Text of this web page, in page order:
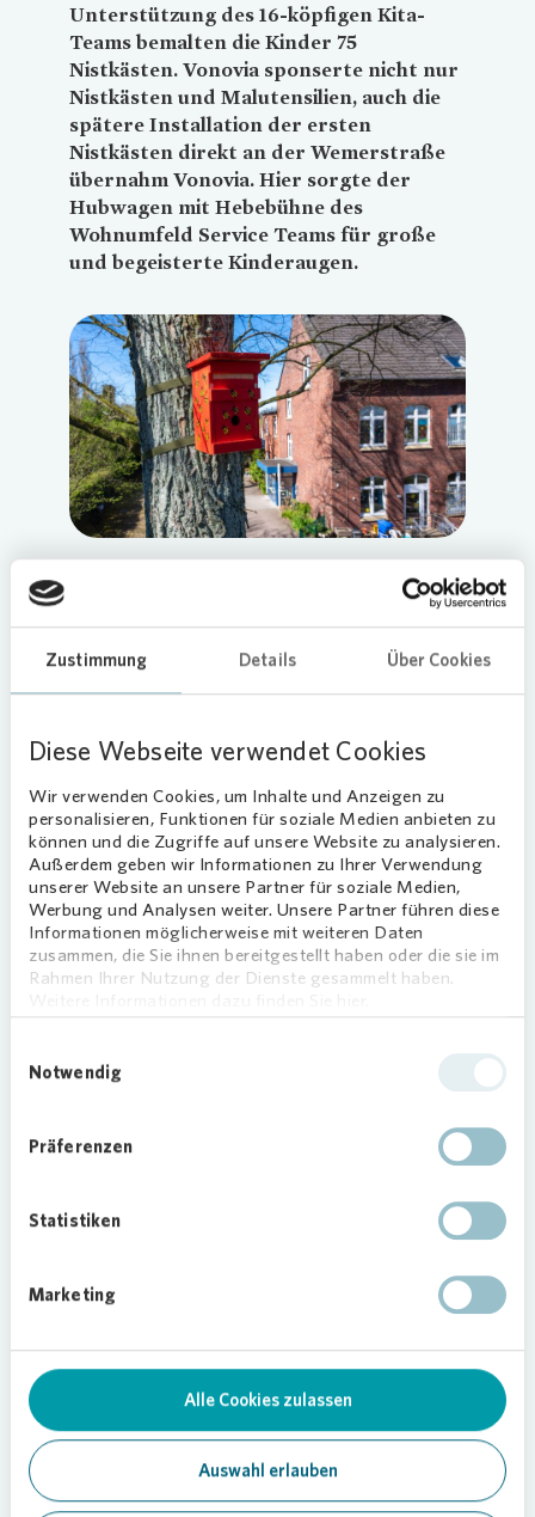
Zustimmung Details Über Cookies
Diese Webseite verwendet Cookies
Wir verwenden Cookies, um Inhalte und Anzeigen zu
personalisieren, Funktionen für soziale Medien anbieten zu
können und die Zugriffe auf unsere Website zu analysieren.
Außerdem geben wir Informationen zu Ihrer Verwendung
unserer Website an unsere Partner für soziale Medien,
Werbung und Analysen weiter. Unsere Partner führen diese
Informationen möglicherweise mit weiteren Daten
zusammen, die Sie ihnen bereitgestellt haben oder die sie im
Rahmen Ihrer Nutzung der Dienste gesammelt haben.
Notwendig
Präferenzen
Statistiken
Marketing
Alle Cookies zulassen
Auswahl erlauben
Unterstützung des 16-köpfigen Kita-
Teams bemalten die Kinder 75
Nistkästen. Vonovia sponserte nicht nur
Nistkästen und Malutensilien, auch die
spätere Installation der ersten
Nistkästen direkt an der Wemerstraße
übernahm Vonovia. Hier sorgte der
Hubwagen mit Hebebühne des
Wohnumfeld Service Teams für große
und begeisterte Kinderaugen.
Loading...
Objektbetreuerin Kerstin Lilienthal. Gemeinsam
mit Thomas Barth vom
Kindertagesstätte. „Wir waren von der Idee direkt
begeistert“, erklärt Kita-Leiterin Elke Lademann.
„Die Kinder konnten sich nicht nur kreativ
austoben. Dank der Installationen direkt bei uns
vor der Tür und in der Nachbarschaft können sie
gemeinsam mit ihren Eltern die eigenen
Kunstwerke bestaunen und Vögel beobachten.“
Installation mit Hubwagen als
Nur wenige Tage nach der Malaktion stand
Team, ausgestattet mit einem Hubwagen
inklusive Hebebühne, bereit. Bestaunt von den
das Team hoch in den Baumkronen die bunten
Nistkästen direkt vor der Kindertagesstätte.
Kerstin Lilienthal berichtet: „Die strahlenden